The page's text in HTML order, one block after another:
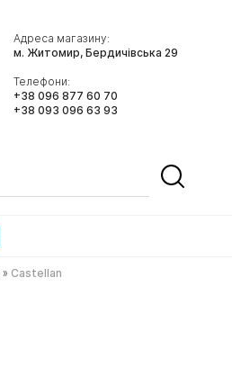
Адреса магазину:
м. Житомир, Бердичівська 29
Телефони:
+38 096 877 60 70
+38 093 096 63 93
» Castellan